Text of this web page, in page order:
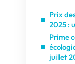
Prix
2025 :
Prime
juillet